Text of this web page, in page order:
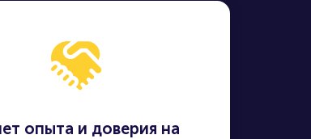
опыта и доверия на